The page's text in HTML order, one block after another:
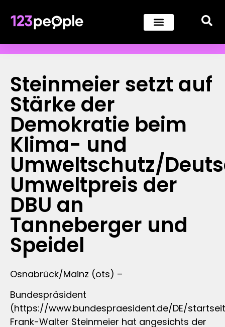
Steinmeier setzt auf
Stärke der
Demokratie beim
Klima- und
Umweltschutz/
Umweltpreis der
DBU an
Tanneberger und
Speidel
Osnabrück/Mainz (ots) –
Bundespräsident
(https://www.bundespraesident.de/DE/
Frank-Walter Steinmeier hat angesichts der